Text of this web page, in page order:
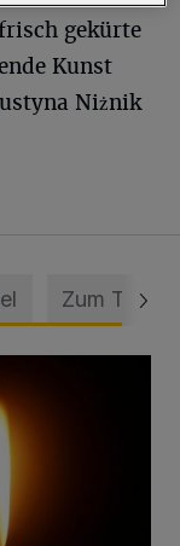
gekürte
Kunst
Niżnik
Zum Thema